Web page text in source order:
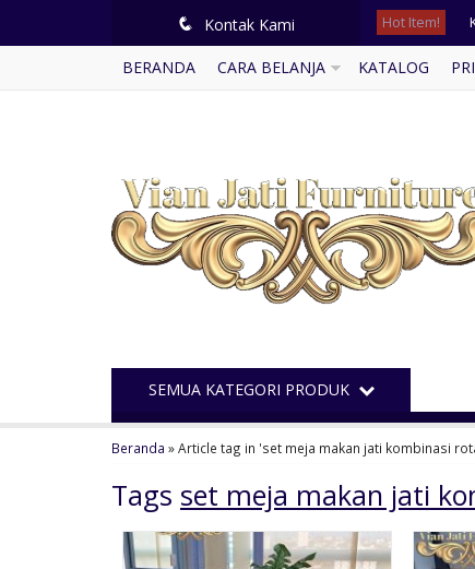
q Kontak Kami Hot Item!
BERANDA CARA BELANJA KATALOG
SEMUA KATEGORI PRODUK
Beranda »Article tag in 'set meja makan jati kombinasi
Tags set meja makan jati